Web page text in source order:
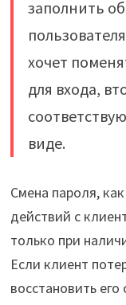
заполнить
хочет
для входа,
виде.
Смена пароля,
действий с
только при
Если клиент
восстановить